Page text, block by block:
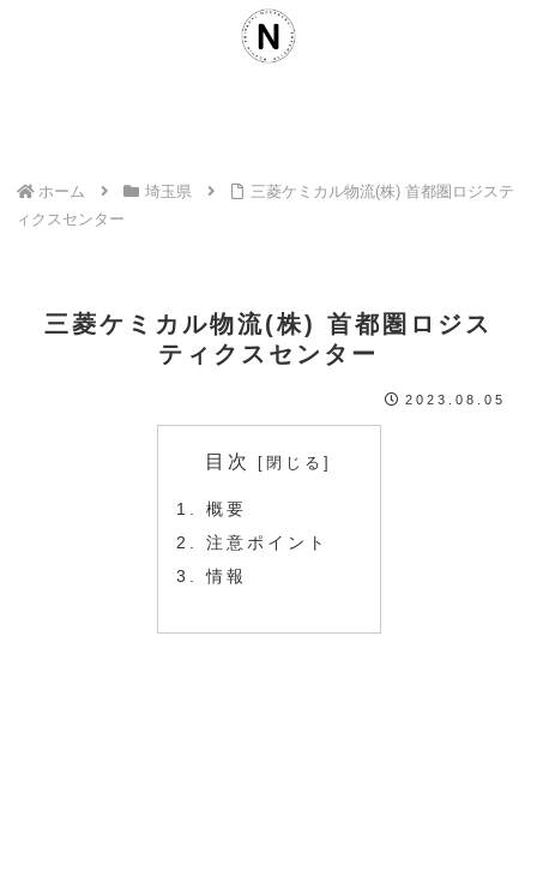
ホーム 埼玉県
三菱ケミカル物流(株) 首都圏ロジステ
ィクスセンター
三菱ケミカル物流(株) 首都圏ロジス
ティクスセンター
2023.08.05
目次
概要
注意ポイント
情報